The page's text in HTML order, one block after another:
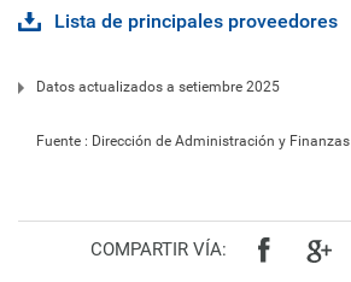
Lista de principales proveedores
Datos actualizados a setiembre 2025
Fuente : Dirección de Administración y Finanzas
COMPARTIR VÍA: